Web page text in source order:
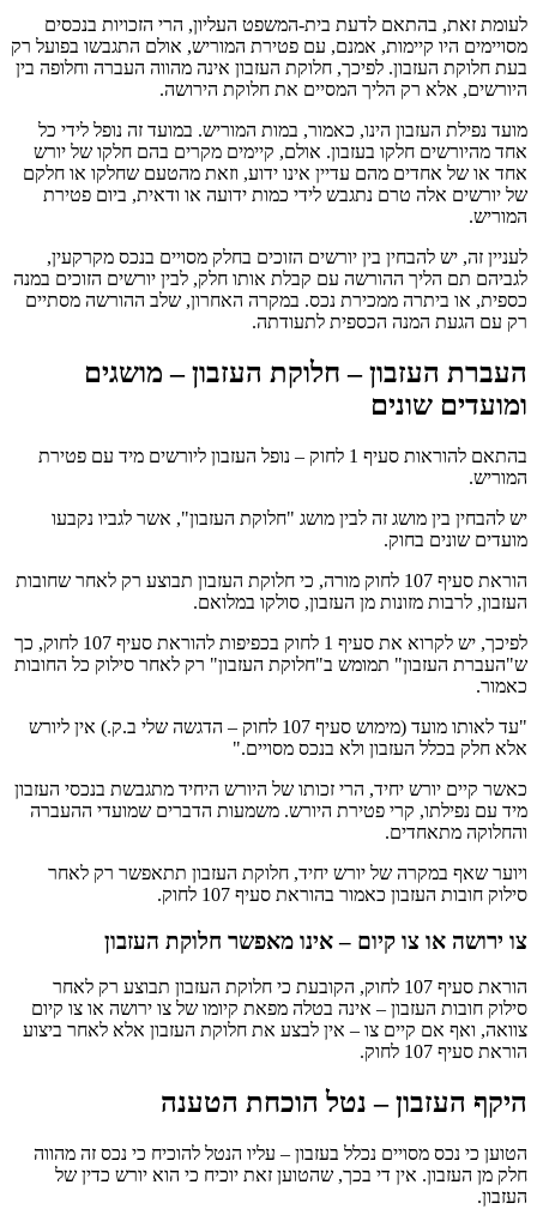
לעומת זאת, בהתאם לדעת בית-המשפט העליון, הרי הזכויות בנכסים
מסויימים היו קיימות, אמנם, עם פטירת המוריש, אולם התגבשו בפועל רק
בעת חלוקת העזבון. לפיכך, חלוקת העזבון אינה מהווה העברה וחלופה בין
היורשים, אלא רק הליך המסיים את חלוקת הירושה.
מועד נפילת העזבון הינו, כאמור, במות המוריש. במועד זה נופל לידי כל
אחד מהיורשים חלקו בעזבון. אולם, קיימים מקרים בהם חלקו של יורש
אחד או של אחדים מהם עדיין אינו ידוע, וזאת מהטעם שחלקו או חלקם
של יורשים אלה טרם נתגבש לידי כמות ידועה או ודאית, ביום פטירת
המוריש.
לעניין זה, יש להבחין בין יורשים הזוכים בחלק מסויים בנכס מקרקעין,
לגביהם תם הליך ההורשה עם קבלת אותו חלק, לבין יורשים הזוכים במנה
כספית, או ביתרה ממכירת נכס. במקרה האחרון, שלב ההורשה מסתיים
רק עם הגעת המנה הכספית לתעודתה.
העברת העזבון – חלוקת העזבון – מושגים
ומועדים שונים
בהתאם להוראות סעיף 1 לחוק – נופל העזבון ליורשים מיד עם פטירת
המוריש.
יש להבחין בין מושג זה לבין מושג "חלוקת העזבון", אשר לגביו נקבעו
מועדים שונים בחוק.
הוראת סעיף 107 לחוק מורה, כי חלוקת העזבון תבוצע רק לאחר שחובות
העזבון, לרבות מזונות מן העזבון, סולקו במלואם.
לפיכך, יש לקרוא את סעיף 1 לחוק בכפיפות להוראת סעיף 107 לחוק, כך
ש"העברת העזבון" תמומש ב"חלוקת העזבון" רק לאחר סילוק כל החובות
כאמור.
"עד לאותו מועד (מימוש סעיף 107 לחוק – הדגשה שלי ב.ק.) אין ליורש
אלא חלק בכלל העזבון ולא בנכס מסויים."
כאשר קיים יורש יחיד, הרי זכותו של היורש היחיד מתגבשת בנכסי העזבון
מיד עם נפילתו, קרי פטירת היורש. משמעות הדברים שמועדי ההעברה
והחלוקה מתאחדים.
ויוער שאף במקרה של יורש יחיד, חלוקת העזבון תתאפשר רק לאחר
סילוק חובות העזבון כאמור בהוראת סעיף 107 לחוק.
צו ירושה או צו קיום – אינו מאפשר חלוקת העזבון
הוראת סעיף 107 לחוק, הקובעת כי חלוקת העזבון תבוצע רק לאחר
סילוק חובות העזבון – אינה בטלה מפאת קיומו של צו ירושה או צו קיום
צוואה, ואף אם קיים צו – אין לבצע את חלוקת העזבון אלא לאחר ביצוע
הוראת סעיף 107 לחוק.
היקף העזבון – נטל הוכחת הטענה
הטוען כי נכס מסויים נכלל בעזבון – עליו הנטל להוכיח כי נכס זה מהווה
חלק מן העזבון. אין די בכך, שהטוען זאת יוכיח כי הוא יורש כדין של
העזבון.